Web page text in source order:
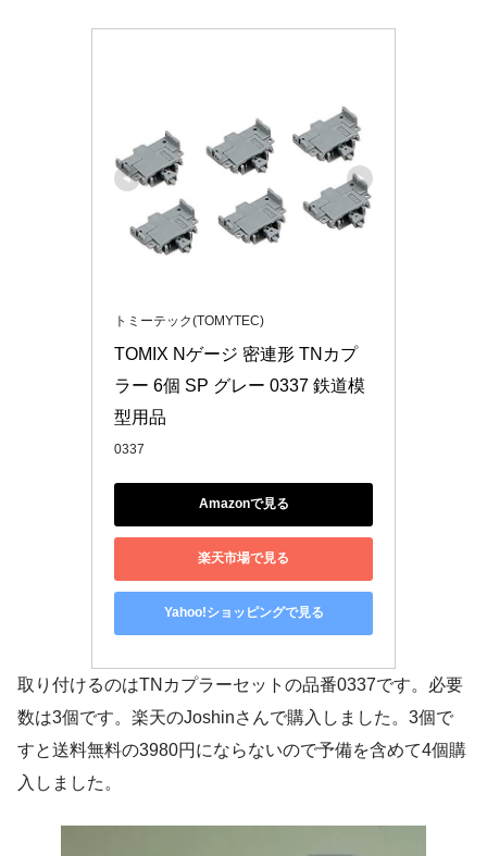
トミーテック(TOMYTEC)
TOMIX Nゲージ 密連形 TNカプ
ラー 6個 SP グレー 0337 鉄道模
型用品
0337
Amazonで見る
楽天市場で見る
Yahoo!ショッピングで見る
取り付けるのはTNカプラーセットの品番0337です。必要
数は3個です。楽天のJoshinさんで購入しました。3個で
すと送料無料の3980円にならないので予備を含めて4個購
入しました。